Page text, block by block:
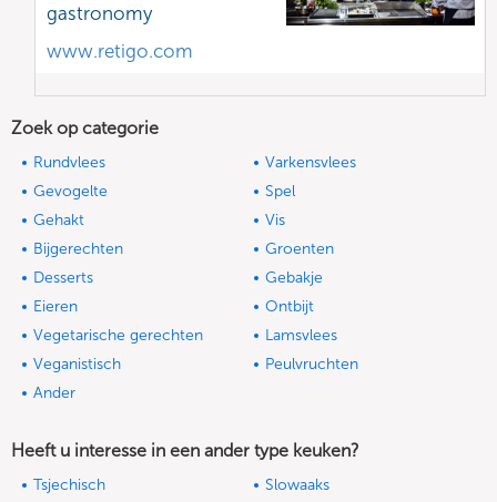
gastronomy
www.retigo.com
Zoek op categorie
Rundvlees
Varkensvlees
Gevogelte
Spel
Gehakt
Vis
Bijgerechten
Groenten
Desserts
Gebakje
Eieren
Ontbijt
Vegetarische gerechten
Lamsvlees
Veganistisch
Peulvruchten
Ander
Heeft u interesse in een ander type keuken?
Tsjechisch
Slowaaks